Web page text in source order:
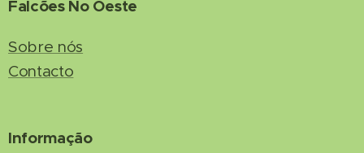
Falcões No Oeste
Sobre nós
Contacto
Informação